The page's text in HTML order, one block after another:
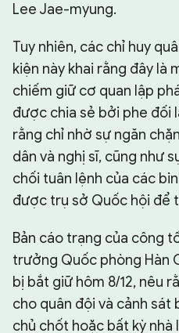
Lee Jae-myung.
Tuy nhiên, các chỉ huy
kiện này khai rằng đây là
chiếm giữ cơ quan lập
được chia sẻ bởi phe đối
rằng chỉ nhờ sự ngăn
dân và nghị sĩ, cũng như
chối tuân lệnh của các
được trụ sở Quốc hội để
Bản cáo trạng của công
trưởng Quốc phòng Hàn
bị bắt giữ hôm 8/12, nêu
cho quân đội và cảnh sát
chủ chốt hoặc bất kỳ nhà